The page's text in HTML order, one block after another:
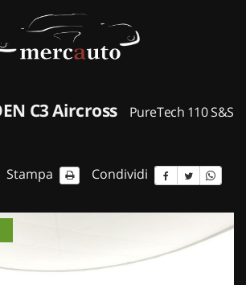
C3 Aircross
PureTech 110 S&S
Stampa Condividi